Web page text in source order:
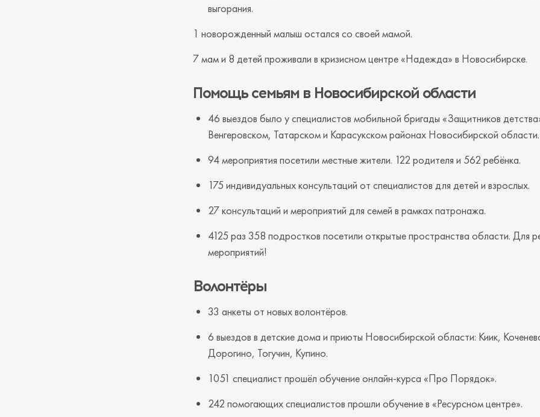
выгорания.
1 новорожденный малыш остался со своей мамой.
7 мам и 8 детей проживали в кризисном центре «Надежда» в Новосибирске.
Помощь семьям в Новосибирской области
46 выездов было у специалистов мобильной бригады «Защитников
Венгеровском, Татарском и Карасукском районах Новосибирской области.
94 мероприятия посетили местные жители. 122 родителя и 562 ребёнка.
175 индивидуальных консультаций от специалистов для детей и взрослых.
27 консультаций и мероприятий для семей в рамках патронажа.
4125 раз 358 подростков посетили открытые пространства области. Для
мероприятий!
Волонтёры
33 анкеты от новых волонтёров.
6 выездов в детские дома и приюты Новосибирской области: Киик,
Дорогино, Тогучин, Купино.
1051 специалист прошёл обучение онлайн-курса «Про Порядок».
242 помогающих специалистов прошли обучение в «Ресурсном центре».